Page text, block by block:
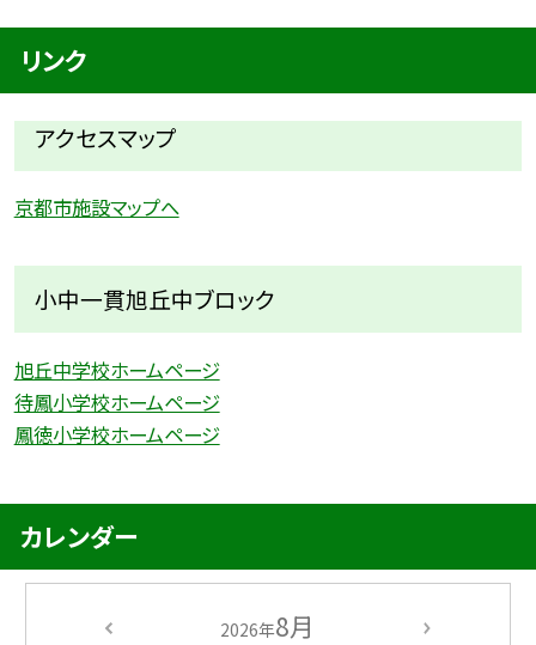
リンク
アクセスマップ
京都市施設マップへ
小中一貫旭丘中ブロック
旭丘中学校ホームページ
待鳳小学校ホームページ
鳳徳小学校ホームページ
カレンダー
2026年8月